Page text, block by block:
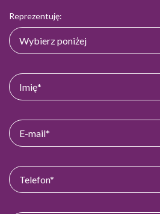
Reprezentuję: